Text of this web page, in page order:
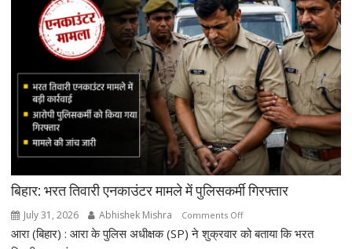
बिहार: भरत तिवारी एनकाउंटर मामले में पुलिसकर्मी गिरफ्तार
July 31, 2026 Abhishek Mishra Comments Offon
बिहार:
आरा (बिहार) : आरा के पुलिस अधीक्षक (SP) ने शुक्रवार को बताया कि भरत